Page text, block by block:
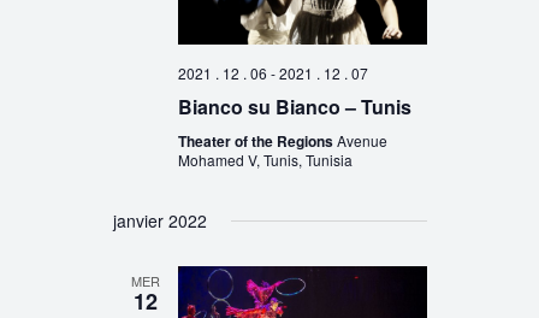
2021 . 12 . 06 -2021 . 12 . 07
Bianco su Bianco – Tunis
Theater of the RegionsAvenue
Mohamed V, Tunis, Tunisia
janvier 2022
MER
12